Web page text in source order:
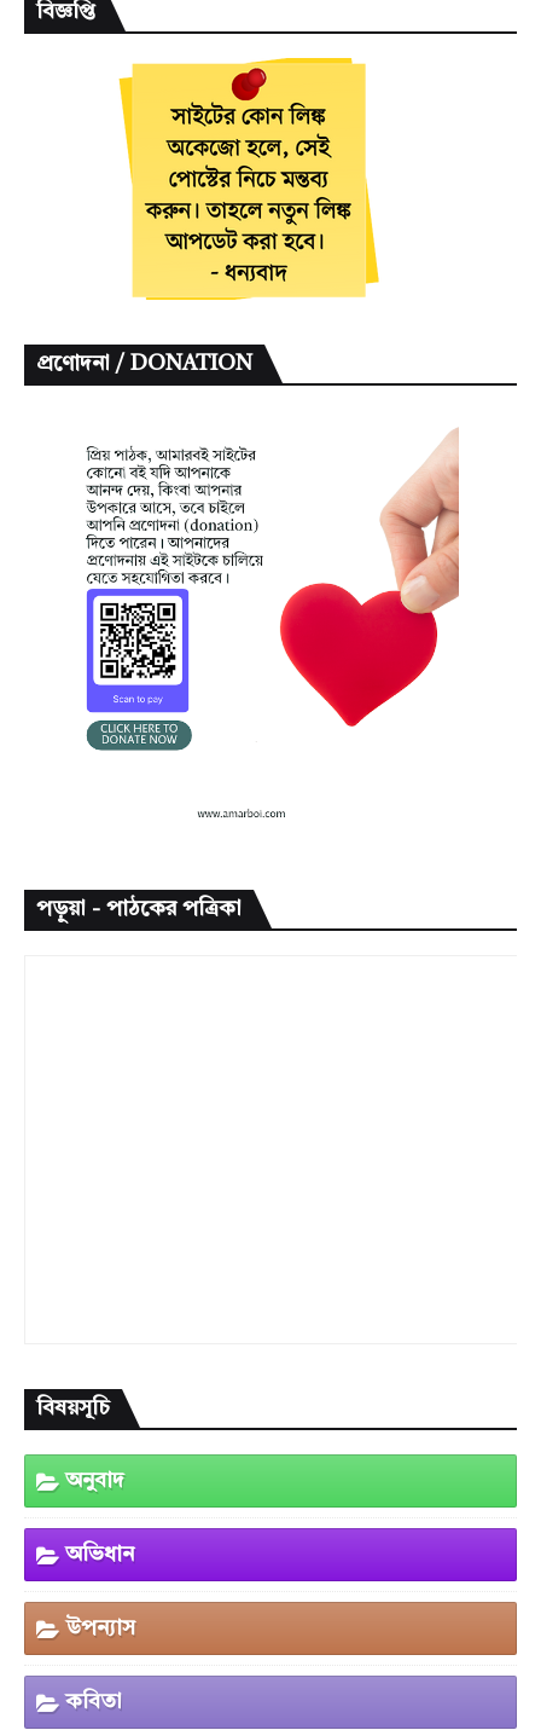
বিজ্ঞপ্তি
প্রণোদনা / DONATION
পড়ুয়া - পাঠকের পত্রিকা
বিষয়সূচি
অনুবাদ
অভিধান
উপন্যাস
কবিতা